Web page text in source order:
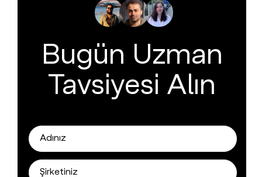
Bugün Uzman
Tavsiyesi Alın